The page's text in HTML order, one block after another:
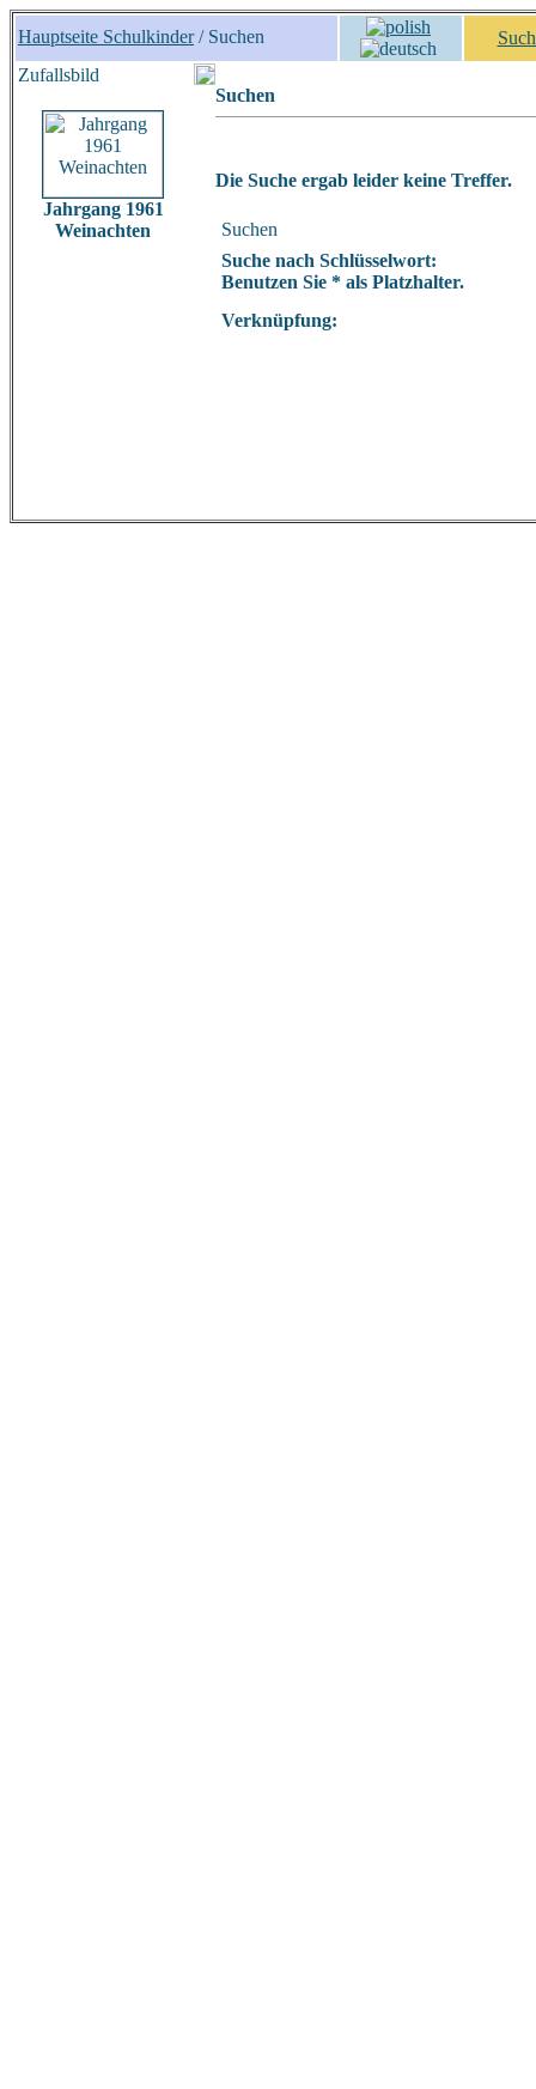
Hauptseite Schulkinder/ Suchen
Zufallsbild
Jahrgang 1961
Weinachten
Suchen
Die Suche ergab leider keine Treffer.
Suchen
Suche nach Schlüsselwort:
Benutzen Sie * als Platzhalter.
Verknüpfung: